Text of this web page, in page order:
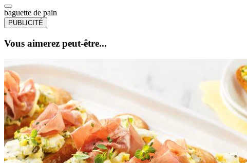
baguette de pain
PUBLICITÉ
Vous aimerez peut-être...